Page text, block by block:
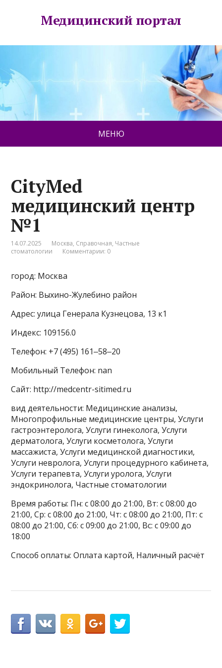
Медицинский портал
МЕНЮ
CityMed
медицинский центр
№1
14.07.2025 Москва, Справочная, Частные
стоматологии
Комментарии: 0
город: Москва
Район: Выхино-Жулебино район
Адрес: улица Генерала Кузнецова, 13 к1
Индекс: 109156.0
Телефон: +7 (495) 161‒58‒20
Мобильный Телефон: nan
Сайт: http://medcentr-sitimed.ru
вид деятельности: Медицинские анализы,
Многопрофильные медицинские центры, Услуги
гастроэнтеролога, Услуги гинеколога, Услуги
дерматолога, Услуги косметолога, Услуги
массажиста, Услуги медицинской диагностики,
Услуги невролога, Услуги процедурного кабинета,
Услуги терапевта, Услуги уролога, Услуги
эндокринолога, Частные стоматологии
Время работы: Пн: с 08:00 до 21:00, Вт: с 08:00 до
21:00, Ср: с 08:00 до 21:00, Чт: с 08:00 до 21:00, Пт: с
08:00 до 21:00, Сб: с 09:00 до 21:00, Вс: с 09:00 до
18:00
Способ оплаты: Оплата картой, Наличный расчёт